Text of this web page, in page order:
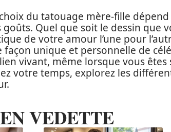
du tatouage mère-fille
Quel que soit le dessin que
de votre amour l’une pour
façon unique et personnelle de
vivant, même lorsque vous êtes
votre temps, explorez les
VEDETTE